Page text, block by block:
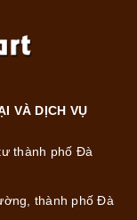
VÀ DỊCH VỤ
thành phố Đà
thành phố Đà